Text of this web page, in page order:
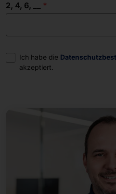
2, 4, 6, __
Einwilligung
Ich habe die
akzeptiert.